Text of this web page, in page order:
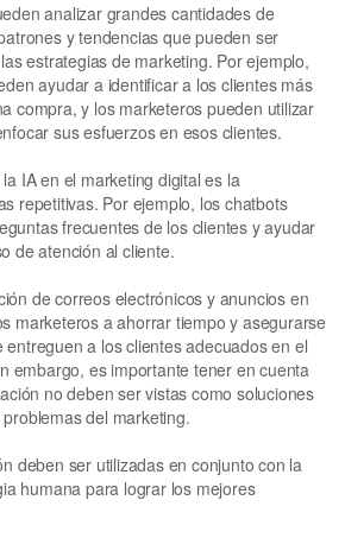
analizar grandes cantidades de
y tendencias que pueden ser
estrategias de marketing. Por ejemplo,
ayudar a identificar a los clientes más
compra, y los marketeros pueden utilizar
sus esfuerzos en esos clientes.
IA en el marketing digital es la
repetitivas. Por ejemplo, los chatbots
frecuentes de los clientes y ayudar
de atención al cliente.
de correos electrónicos y anuncios en
marketeros a ahorrar tiempo y asegurarse
a los clientes adecuados en el
embargo, es importante tener en cuenta
no deben ser vistas como soluciones
del marketing.
deben ser utilizadas en conjunto con la
humana para lograr los mejores